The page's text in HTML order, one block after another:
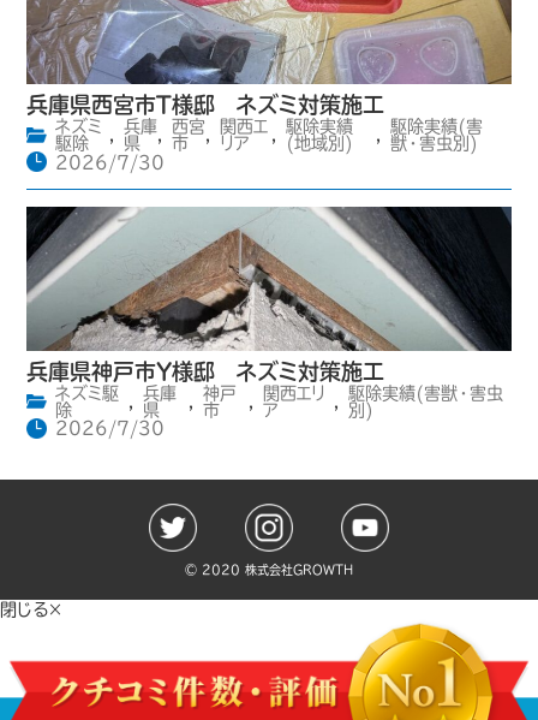
兵庫県西宮市T様邸 ネズミ対策施工
ネズミ
駆除
,
兵庫
県
,
西宮
市
,
関西エ
リア
,
駆除実績
(地域別)
,
駆除実績(害
獣・害虫別)
2026/7/30
兵庫県神戸市Y様邸 ネズミ対策施工
ネズミ駆
除
,
兵庫
県
,
神戸
市
,
関西エリ
ア
,
駆除実績(害獣・害虫
別)
2026/7/30
©️ 2020 株式会社GROWTH
閉じる×